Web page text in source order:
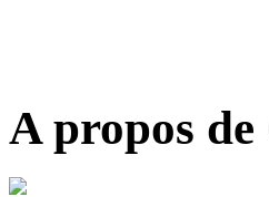
A propos de